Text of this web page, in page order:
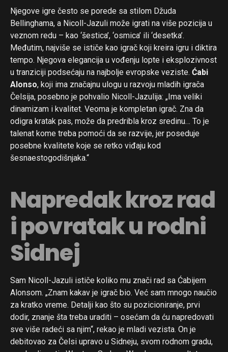
Njegove igre često se porede sa stilom Džuda
Bellinghama, a Nicoll-Jazuli može igrati na više pozicija u
veznom redu – kao ‘šestica’, ‘osmica’ ili ‘desetka’.
Međutim, najviše se ističe kao igrač koji kreira igru i diktira
tempo. Njegova elegancija u vođenju lopte i eksplozivnost
u tranziciji podsećaju na najbolje evropske veziste. Ćabi
Alonso, koji ima značajnu ulogu u razvoju mladih igrača
Čelsija, posebno je pohvalio Nicoll-Jazulija: „Ima veliki
dinamizam i kvalitet. Veoma je kompletan igrač. Zna da
odigra kratak pas, može da predribla kroz sredinu… To je
talenat kome treba pomoći da se razvije, jer poseduje
posebne kvalitete koje se retko viđaju kod
šesnaestogodišnjaka.“
Napredak kroz rad
i povratak u rodni
Sidnej
Sam Nicoll-Jazuli ističe koliko mu znači rad sa Ćabijem
Alonsom. „Znam kakav je igrač bio. Već sam mnogo naučio
za kratko vreme. Detalji kao što su pozicioniranje, prvi
dodir, znanje šta treba uraditi – osećam da ću napredovati
sve više radeći sa njim“, rekao je mladi vezista. On je
debitovao za Čelsi upravo u Sidneju, svom rodnom gradu,